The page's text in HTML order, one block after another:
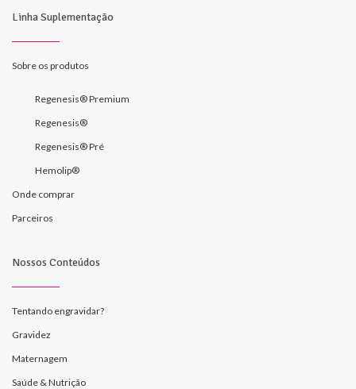
Linha Suplementação
Sobre os produtos
Regenesis® Premium
Regenesis®
Regenesis® Pré
Hemolip®
Onde comprar
Parceiros
Nossos Conteúdos
Tentando engravidar?
Gravidez
Maternagem
Saúde & Nutrição